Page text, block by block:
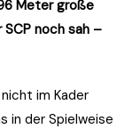
Meter große
noch sah –
im Kader
in der Spielweise